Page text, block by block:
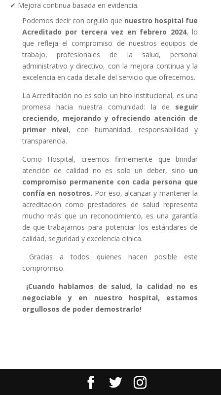
✔ Mejora continua basada en evidencia.
Podemos decir con orgullo que nuestro hospital fue
Acreditado por tercera vez en febrero 2024, lo
que refleja el compromiso de nuestros equipos de
trabajo, profesionales de la salud, personal
administrativo y directivo, con la mejora continua y la
excelencia en cada detalle del servicio que ofrecemos.
La Acreditación no es solo un hito institucional, es una
promesa hacia nuestra comunidad: la de seguir
creciendo, mejorando y ofreciendo atención de
primer nivel, con humanidad, responsabilidad y
transparencia.
Como Hospital, creemos firmemente que brindar
atención de calidad no es solo un deber, sino un
compromiso permanente con cada persona que
confía en nosotros. Por eso, alcanzar y mantener la
acreditación como prestadores de salud representa
mucho más que un reconocimiento, es una garantía
de que trabajamos para potenciar los estándares de
calidad, seguridad y excelencia clínica.
Gracias a todos quienes hacen posible este
compromiso.
¡Cuando hablamos de salud, la calidad no es
negociable y en nuestro hospital, estamos
orgullosos de poder demostrarlo!